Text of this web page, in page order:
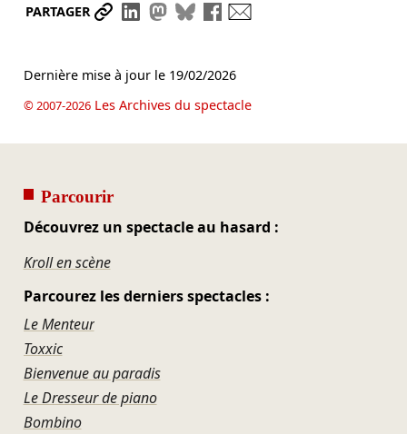
PARTAGER Partager le lien
Partager sur LinkedIn
Partager sur Mastodon
Partager sur Bluesky
Partager sur Facebook
Dernière mise à jour le 19/02/2026
© 2007-2026Les Archives du spectacle
Parcourir
Découvrez un spectacle au hasard :
Kroll en scène
Parcourez les derniers spectacles :
Le Menteur
Toxxic
Bienvenue au paradis
Le Dresseur de piano
Bombino